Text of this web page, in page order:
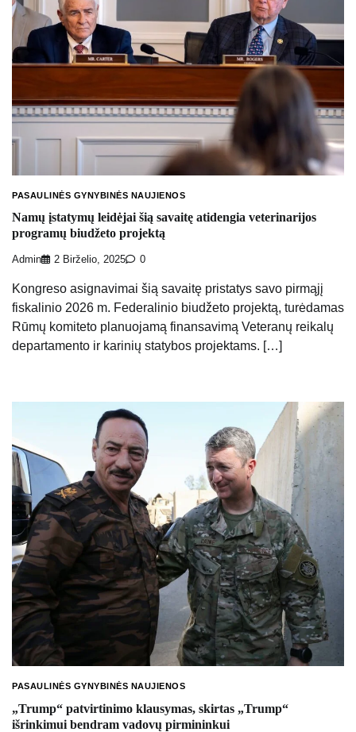
PASAULINĖS GYNYBINĖS NAUJIENOS
Namų įstatymų leidėjai šią savaitę atidengia veterinarijos
programų biudžeto projektą
Admin 2 Birželio, 2025 0
Kongreso asignavimai šią savaitę pristatys savo pirmąjį
fiskalinio 2026 m. Federalinio biudžeto projektą, turėdamas
Rūmų komiteto planuojamą finansavimą Veteranų reikalų
departamento ir karinių statybos projektams. […]
PASAULINĖS GYNYBINĖS NAUJIENOS
„Trump“ patvirtinimo klausymas, skirtas „Trump“
išrinkimui bendram vadovų pirmininkui